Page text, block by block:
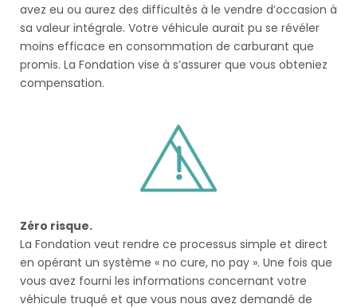
avez eu ou aurez des difficultés à le vendre d’occasion à
sa valeur intégrale. Votre véhicule aurait pu se révéler
moins efficace en consommation de carburant que
promis. La Fondation vise à s’assurer que vous obteniez
compensation.
Zéro risque.
La Fondation veut rendre ce processus simple et direct
en opérant un système « no cure, no pay ». Une fois que
vous avez fourni les informations concernant votre
véhicule truqué et que vous nous avez demandé de